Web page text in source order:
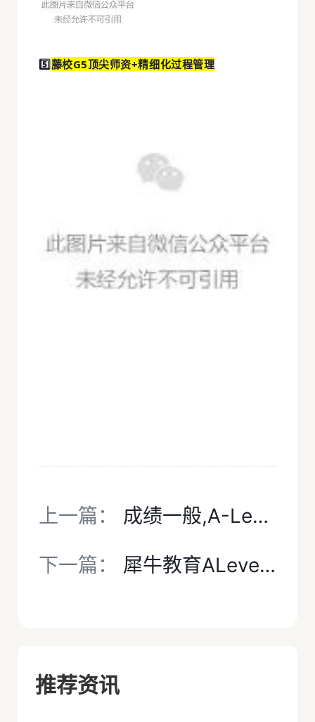
5️⃣藤校G5顶尖师资+精细化过程管理
上一篇： 成绩一般,A-Level该怎么选课?全套选课攻略,帮孩子高效提分、冲刺名校,详解犀牛课程亮点
下一篇： 犀牛教育ALevel脱产培训：6-7月入学，1/2年制课程冲刺牛剑
推荐资讯